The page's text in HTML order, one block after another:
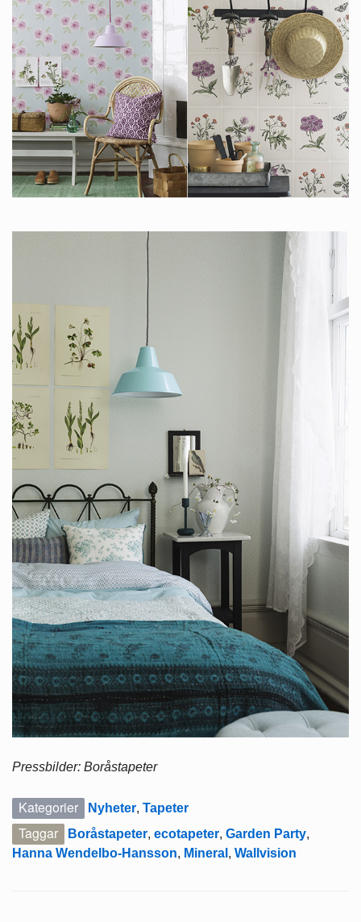
Pressbilder: Boråstapeter
Kategorier Nyheter, Tapeter
Taggar Boråstapeter, ecotapeter, Garden Party,
Hanna Wendelbo-Hansson, Mineral , Wallvision